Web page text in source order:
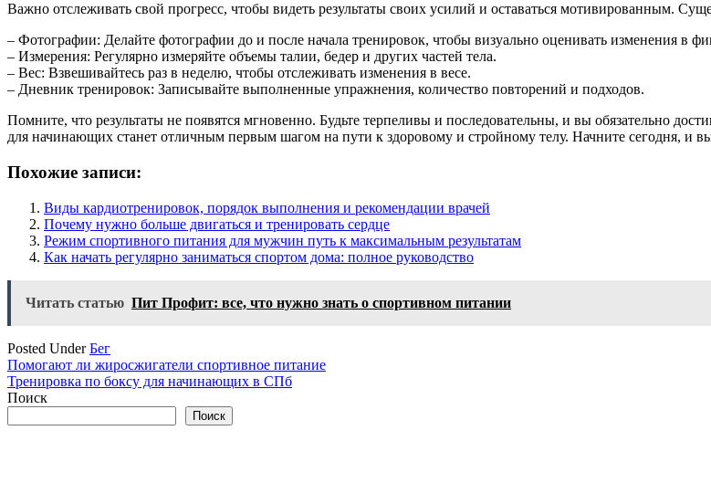
Важно отслеживать свой прогресс, чтобы видеть результаты своих усилий и оставаться мотивированным.
– Фотографии: Делайте фотографии до и после начала тренировок, чтобы визуально оценивать изменения в
– Измерения: Регулярно измеряйте объемы талии, бедер и других частей тела.
– Вес: Взвешивайтесь раз в неделю, чтобы отслеживать изменения в весе.
– Дневник тренировок: Записывайте выполненные упражнения, количество повторений и подходов.
Помните, что результаты не появятся мгновенно. Будьте терпеливы и последовательны, и вы обязательно
для начинающих станет отличным первым шагом на пути к здоровому и стройному телу. Начните сегодня, и
Похожие записи:
Виды кардиотренировок, порядок выполнения и рекомендации врачей
Почему нужно больше двигаться и тренировать сердце
Режим спортивного питания для мужчин путь к максимальным результатам
Как начать регулярно заниматься спортом дома: полное руководство
Читать статью Пит Профит: все, что нужно знать о спортивном питании
Posted UnderБег
Навигация
по
Помогают ли жиросжигатели спортивное питание
Тренировка по боксу для начинающих в СПб
Поиск
Поиск